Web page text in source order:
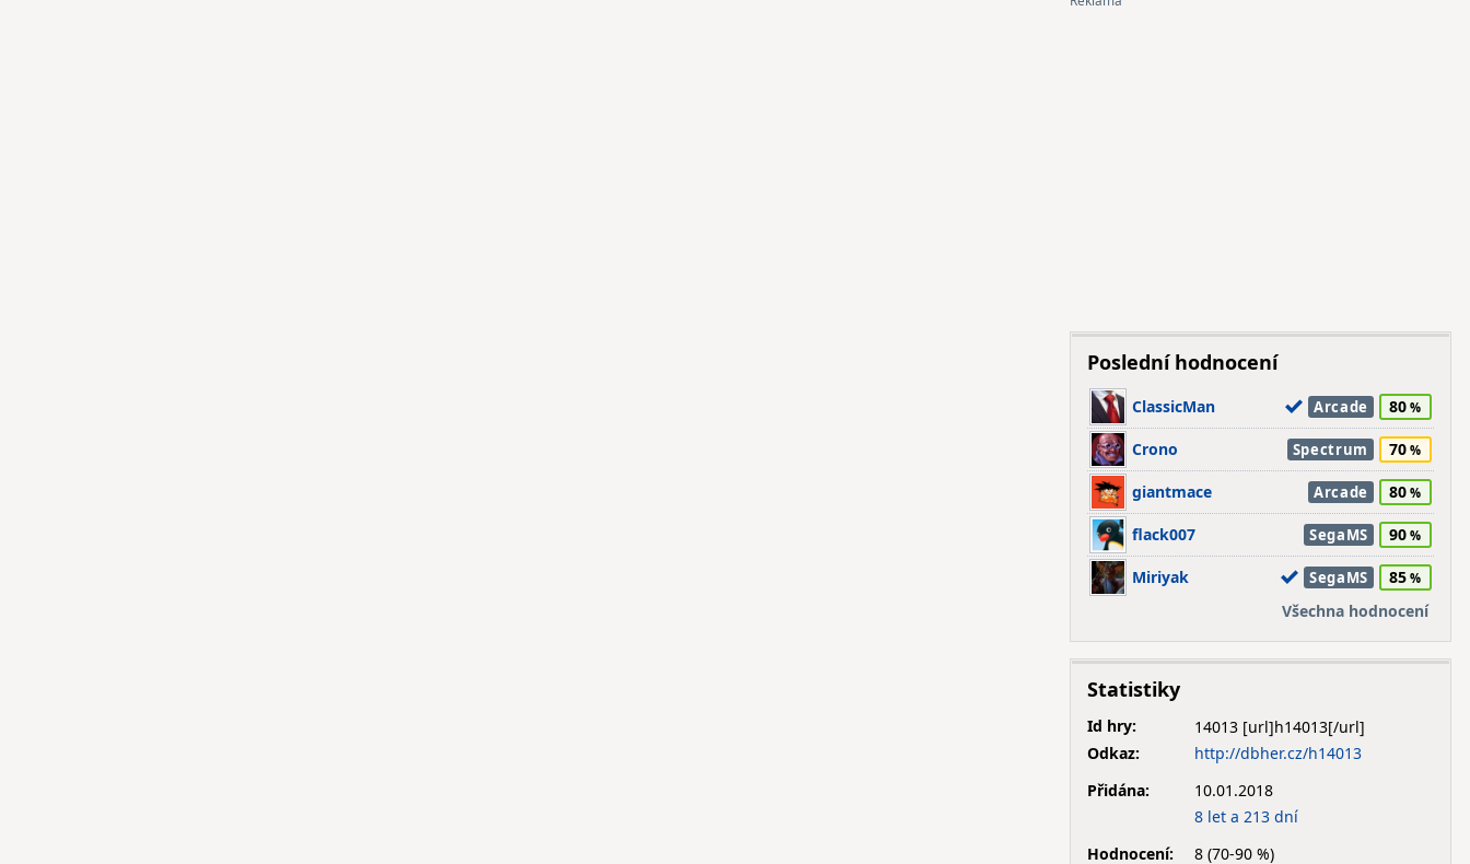
Poslední hodnocení
ClassicMan Arcade 80
Crono Spectrum 70
giantmace Arcade 80
flack007 SegaMS 90
Miriyak SegaMS
85
Všechna hodnocení
Statistiky
Id hry:
14013
Odkaz:
http://dbher.cz/h14013
Přidána:
10.01.2018
8 let a 213 dní
Hodnocení:
8 (70-90 %)